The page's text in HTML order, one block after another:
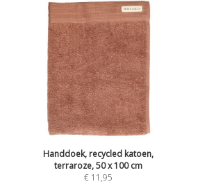
Handdoek, recycled katoen,
terraroze, 50 x 100 cm
€ 11,95